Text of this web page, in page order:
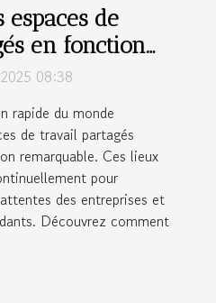
de
en fonction
08:38
rapide du monde
de travail partagés
remarquable. Ces lieux
pour
des entreprises et
Découvrez comment